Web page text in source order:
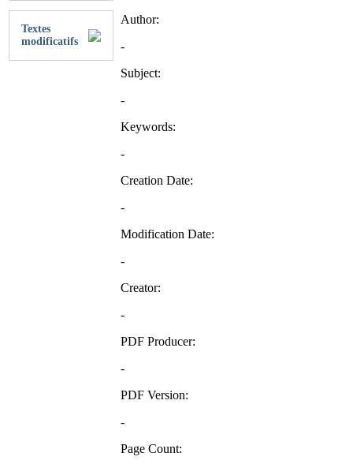
Textes
modificatifs
Author:
-
Subject:
-
Keywords:
-
Creation Date:
-
Modification Date:
-
Creator:
-
PDF Producer:
-
PDF Version:
-
Page Count: